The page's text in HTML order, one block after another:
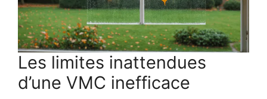
Les limites inattendues
d’une VMC inefficace